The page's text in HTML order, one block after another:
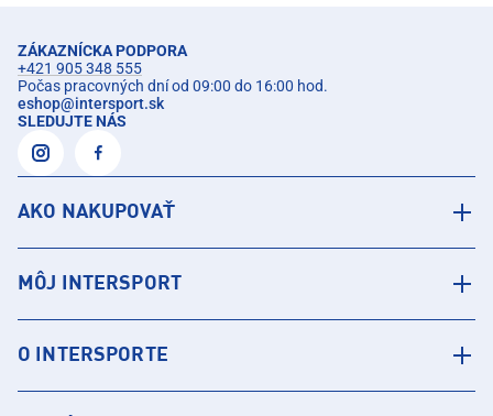
ZÁKAZNÍCKA PODPORA
+421 905 348 555
Počas pracovných dní od 09:00 do 16:00 hod.
eshop@intersport.sk
SLEDUJTE NÁS
AKO NAKUPOVAŤ
MÔJ INTERSPORT
O INTERSPORTE